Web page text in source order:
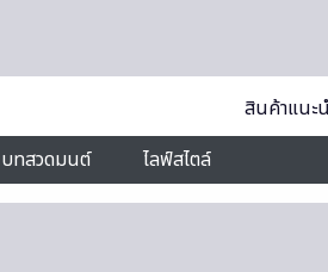
สินค้าแนะ
บทสวดมนต์ ไลฟ์สไตล์